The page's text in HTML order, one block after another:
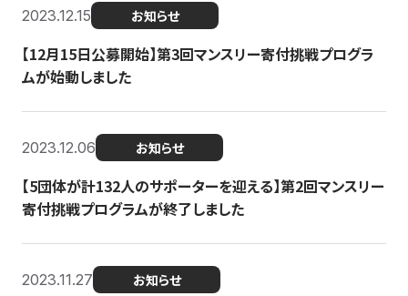
2023.12.15 お知らせ
【12月15日公募開始】第3回マンスリー寄付挑戦プログラ
ムが始動しました
2023.12.06 お知らせ
【5団体が計132人のサポーターを迎える】第2回マンスリー
寄付挑戦プログラムが終了しました
2023.11.27 お知らせ